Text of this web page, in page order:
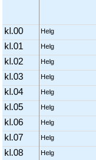
kl.00 Helg
kl.01
Helg
kl.02
Helg
kl.03
Helg
kl.04
Helg
kl.05
Helg
kl.06
Helg
kl.07
Helg
kl.08
Helg